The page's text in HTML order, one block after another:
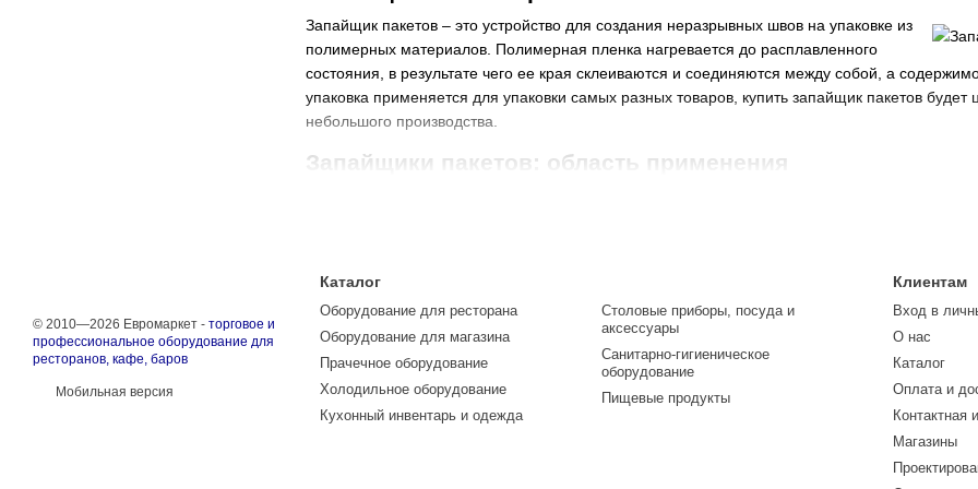
Запайщик пакетов – это устройство для создания неразрывных швов на упаковке из
полимерных материалов. Полимерная пленка нагревается до расплавленного
состояния, в результате чего ее края склеиваются и соединяются между собой, а
упаковка применяется для упаковки самых разных товаров, купить запайщик пакетов
небольшого производства.
Запайщики пакетов: область применения
предприятиях с масштабными производственными мощностями, тогда как два первых
оборудования относятся также “горячие столы” — приборы для упаковки продукции в
Заведения торговли часто фасуют в полимерные пакеты мелкие продукты, продающиеся
мелких непродовольственных товаров — от шурупов до пуговиц, которые можно для
реализовать, без необходимости каждый раз пересчитывать перед покупателем. Если в
умеющие считать мелкие детали с одинаковым весом, фасовать товары таким образом
Большие торговые центры иногда практикуют упаковку личных вещей посетителей в
“Горячими столами” супермаркеты активно пользуются, чтобы обматывать пленкой
© 2010—2026 Евромаркет - торговое и
профессиональное оборудование для
ресторанов, кафе, баров
Мобильная версия
Каталог
Оборудование для ресторана
Оборудование для магазина
Прачечное оборудование
Холодильное оборудование
Кухонный инвентарь и одежда
Столовые приборы, посуда и
аксессуары
Санитарно-гигиеническое
оборудование
Пищевые продукты
Клиентам
Вход в
О нас
Каталог
Оплата и
Контактная
Магазины